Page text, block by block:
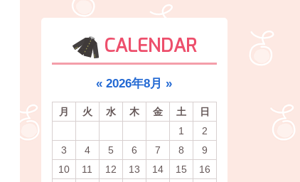
CALENDAR
« 2026年8月 »
月 火 水 木 金 土
日
1
2
3
4 5 6 7 8
9
10
11 12 13 14 15
16